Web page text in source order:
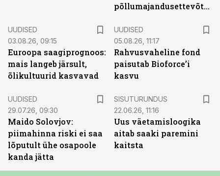
põllumajandusettevõtted
UUDISED
03.08.26, 09:15
Euroopa saagiprognoos:
mais langeb järsult,
õlikultuurid kasvavad
UUDISED
05.08.26, 11:17
Rahvusvaheline fond
paisutab Bioforce’i
kasvu
UUDISED
29.07.26, 09:30
Maido Solovjov:
piimahinna riski ei saa
lõputult ühe osapoole
kanda jätta
SISUTURUNDUS
22.06.26, 11:16
Uus väetamisloogika
aitab saaki paremini
kaitsta